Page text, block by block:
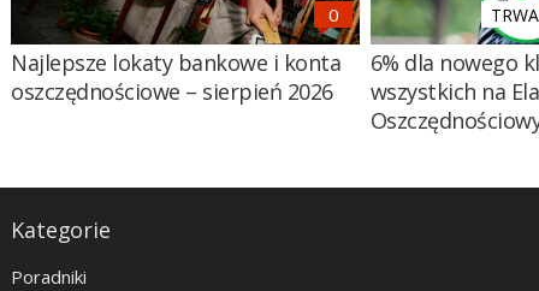
Najlepsze lokaty bankowe i konta
oszczędnościowe – sierpień 2026
6% dla nowego
wszystkich na
Kategorie
Poradniki